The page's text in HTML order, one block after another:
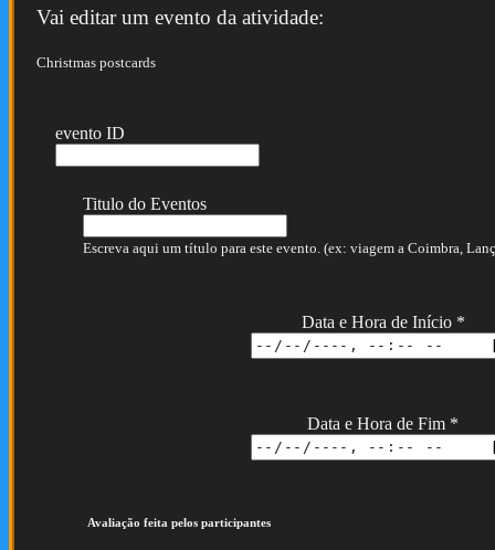
Vai editar um evento da atividade:
Christmas postcards
evento ID
Titulo do Eventos
Escreva aqui um título para este evento. (ex: viagem a Coimbra,
Data e Hora de Início *
Data e Hora de Fim *
Avaliação feita pelos participantes